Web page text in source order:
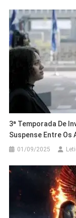
3ª Temporada De
Suspense Entre Os
01/09/2025